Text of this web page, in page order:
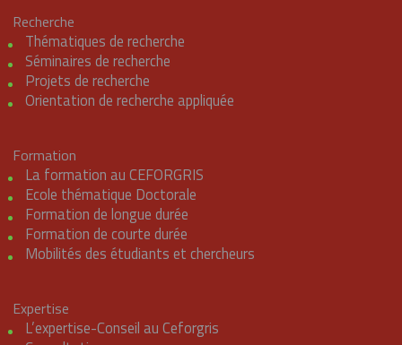
Recherche
Thématiques de recherche
Séminaires de recherche
Projets de recherche
Orientation de recherche appliquée
Formation
La formation au CEFORGRIS
Ecole thématique Doctorale
Formation de longue durée
Formation de courte durée
Mobilités des étudiants et chercheurs
Expertise
L’expertise-Conseil au Ceforgris